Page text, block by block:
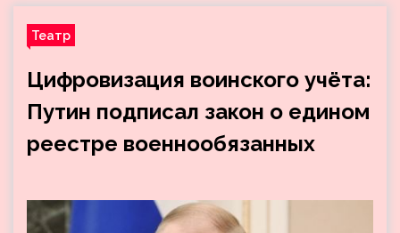
Театр
Цифровизация воинского учёта:
Путин подписал закон о едином
реестре военнообязанных